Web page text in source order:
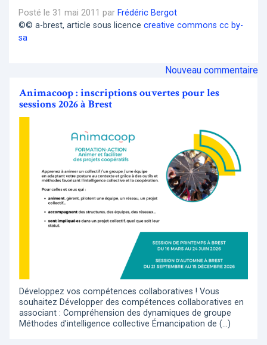
Posté le 31 mai 2011 par Frédéric Bergot
©© a-brest, article sous licence creative commons cc by-
sa
Nouveau commentaire
Animacoop : inscriptions ouvertes pour les
sessions 2026 à Brest
Développez vos compétences collaboratives ! Vous
souhaitez Développer des compétences collaboratives en
associant : Compréhension des dynamiques de groupe
Méthodes d’intelligence collective Émancipation de (…)